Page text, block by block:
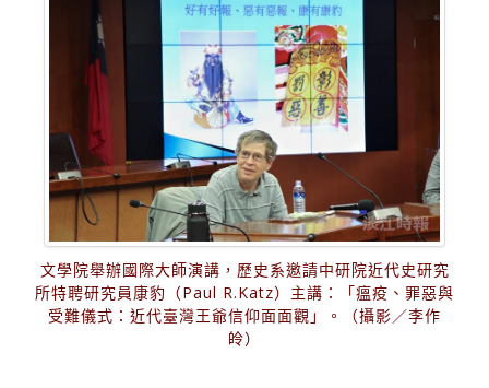
文學院舉辦國際大師演講，歷史系邀請中研院近代史研究
所特聘研究員康豹（Paul R.Katz）主講：「瘟疫、罪惡與
受難儀式：近代臺灣王爺信仰面面觀」。（攝影／李作
皊）